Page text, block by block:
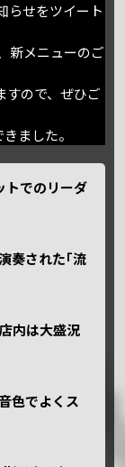
らせをツイート
新メニューのご
すので、ぜひご
ました。
トでのリーダ
奏された｢流
内は大盛況
色でよくス